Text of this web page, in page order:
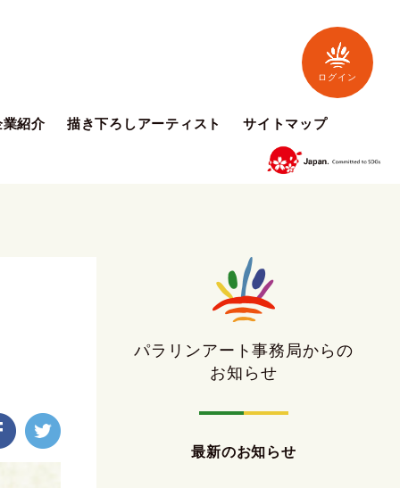
紹介 描き下ろしアーティスト サイトマップ
ログイン
パラリンアート事務局からの
お知らせ
最新のお知らせ